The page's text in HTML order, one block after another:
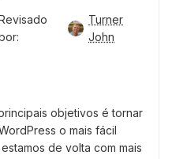
Turner
John
objetivos é tornar
o mais fácil
de volta com mais